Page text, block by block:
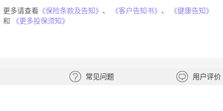
更多请查看 《保险条款及告知》 、 《客户告知书》 、
《健康告知》
和
《更多投保须知》
常见问题 用户评价